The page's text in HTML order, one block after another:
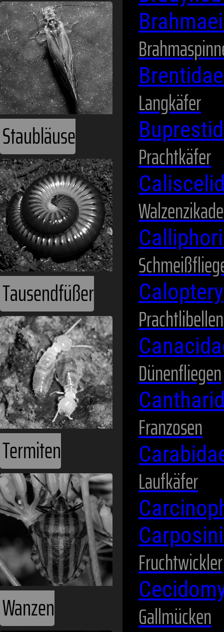
Staubläuse
Tausendfüßer
Termiten
Wanzen
Langkäfer
Prachtkäfer
Prachtlibellen
Dünenfliegen
Franzosen
Laufkäfer
Fruchtwickler
Gallmücken